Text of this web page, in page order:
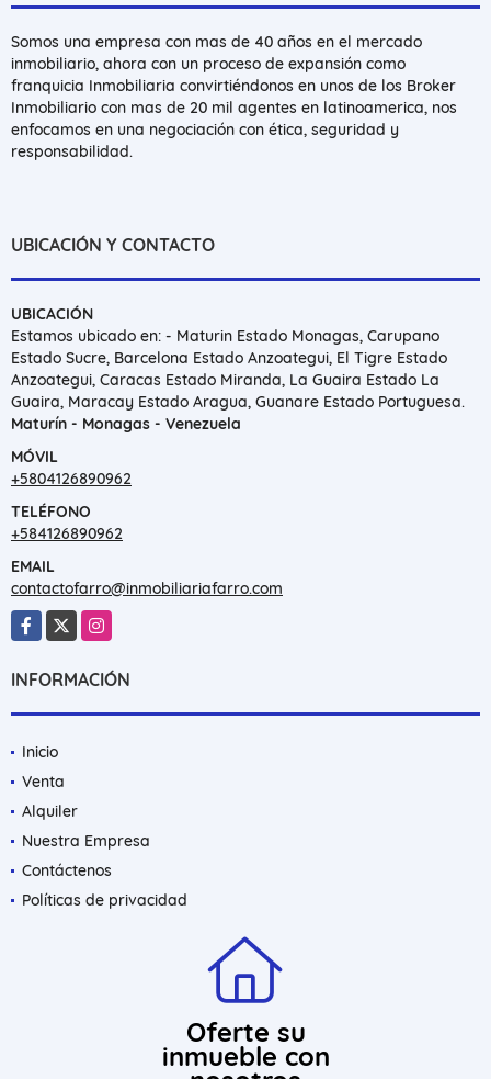
Somos una empresa con mas de 40 años en el mercado
inmobiliario, ahora con un proceso de expansión como
franquicia Inmobiliaria convirtiéndonos en unos de los Broker
Inmobiliario con mas de 20 mil agentes en latinoamerica, nos
enfocamos en una negociación con ética, seguridad y
responsabilidad.
UBICACIÓN Y CONTACTO
UBICACIÓN
Estamos ubicado en: - Maturin Estado Monagas, Carupano
Estado Sucre, Barcelona Estado Anzoategui, El Tigre Estado
Anzoategui, Caracas Estado Miranda, La Guaira Estado La
Guaira, Maracay Estado Aragua, Guanare Estado Portuguesa.
Maturín - Monagas - Venezuela
MÓVIL
+5804126890962
TELÉFONO
+584126890962
EMAIL
contactofarro@inmobiliariafarro.com
Facebook
X Instagram
INFORMACIÓN
Inicio
Venta
Alquiler
Nuestra Empresa
Contáctenos
Políticas de privacidad
Oferte su
inmueble con